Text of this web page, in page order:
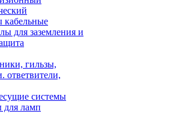
кабельные
для заземления и
гильзы,
ответвители,
системы
для ламп